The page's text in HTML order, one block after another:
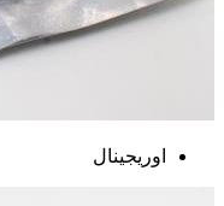
اوریجینال